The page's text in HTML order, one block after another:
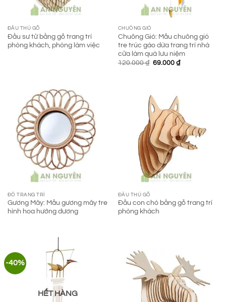
ĐẦU THÚ GỖ
Đầu sư tử bằng gỗ trang trí
phòng khách, phòng làm việc
CHUÔNG GIÓ
Chuông Gió: Mẫu chuông gió
tre trúc gáo dừa trang trí nhà
cửa làm quà lưu niệm
120.000₫ Giá
69.000 ₫Giá
ĐỒ TRANG TRÍ
Gương Mây: Mẫu gương mây tre
hình hoa hướng dương
ĐẦU THÚ GỖ
Đầu con chó bằng gỗ trang trí
phòng khách
-40%
HẾT HÀNG